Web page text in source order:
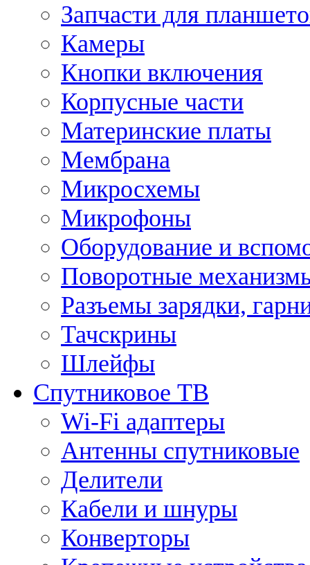
Запчасти для
Камеры
Кнопки включения
Корпусные части
Материнские платы
Мембрана
Микросхемы
Микрофоны
Оборудование и
Поворотные
Разъемы зарядки,
Тачскрины
Шлейфы
Спутниковое ТВ
Wi-Fi адаптеры
Антенны спутниковые
Делители
Кабели и шнуры
Конверторы